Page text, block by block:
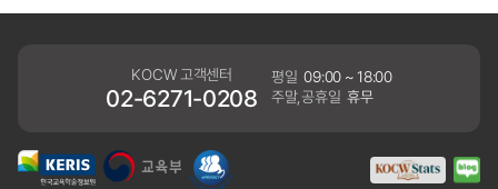
KOCW 고객센터
02-6271-0208
평일 09:00 ~ 18:00
주말,공휴일 휴무